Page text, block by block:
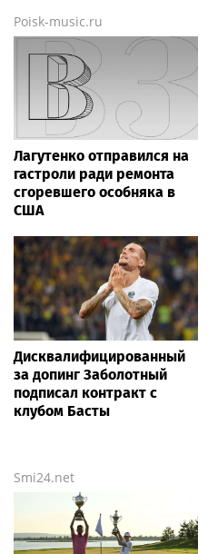
Poisk-music.ru
Лагутенко отправился на
гастроли ради ремонта
сгоревшего особняка в
США
Дисквалифицированный
за допинг Заболотный
подписал контракт с
клубом Басты
Smi24.net